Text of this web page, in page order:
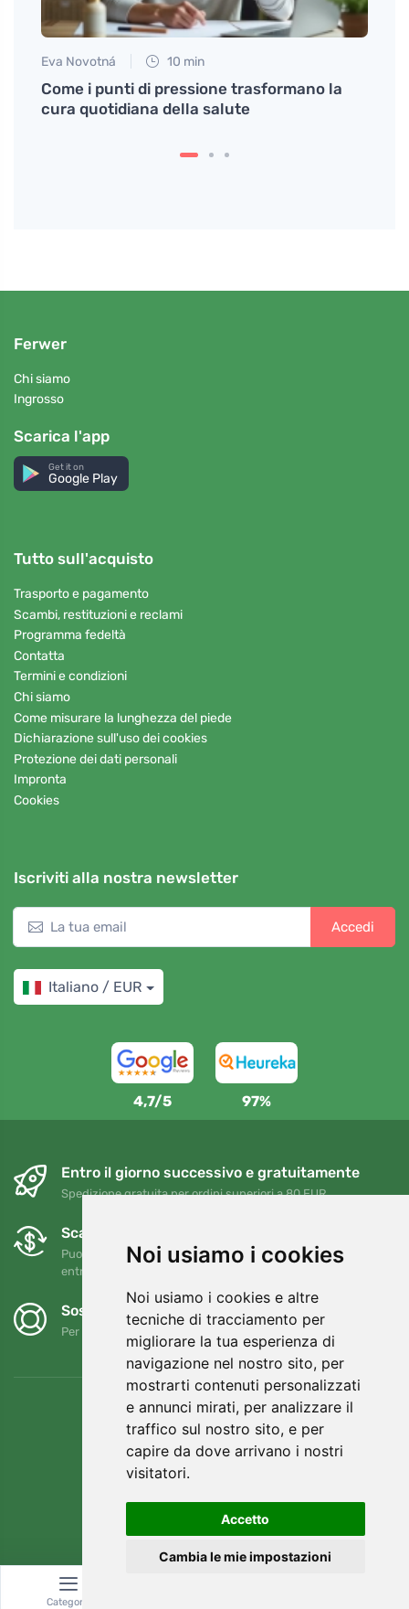
Noi usiamo i cookies
Noi usiamo i cookies e altre
tecniche di tracciamento per
migliorare la tua esperienza di
navigazione nel nostro sito, per
mostrarti contenuti personalizzati
e annunci mirati, per analizzare il
traffico sul nostro sito, e per
capire da dove arrivano i nostri
visitatori.
Accetto
Cambia le mie impostazioni
Eva Novotná 10 min
Come i punti di pressione trasformano la
cura quotidiana della salute
Ferwer
Chi siamo
Ingrosso
Scarica l'app
Get it on
Google Play
Tutto sull'acquisto
Trasporto e pagamento
Scambi, restituzioni e reclami
Programma fedeltà
Contatta
Termini e condizioni
Chi siamo
Come misurare la lunghezza del piede
Dichiarazione sull'uso dei cookies
Protezione dei dati personali
Impronta
Cookies
Iscriviti alla nostra newsletter
Accedi
Italiano / EUR
4,7/5 97%
Entro il giorno successivo e gratuitamente
Spedizione gratuita per ordini superiori a 80 EUR
Scambi e resi gratuiti
Puoi restituire o cambiare il tuo ordine in qualsiasi momento
entro 90 giorni
Sosteniamo Trees.org
Per ogni ordine piantiamo un albero! Leggi di più
Categoria